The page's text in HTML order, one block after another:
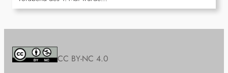
CC BY-NC 4.0